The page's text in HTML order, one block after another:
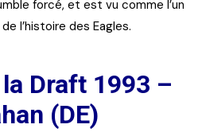
forcé, et est vu comme l’un
l’histoire des Eagles.
Draft 1993 –
(DE)